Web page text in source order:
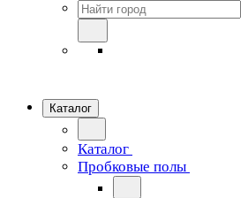
Каталог
Каталог
Пробковые полы